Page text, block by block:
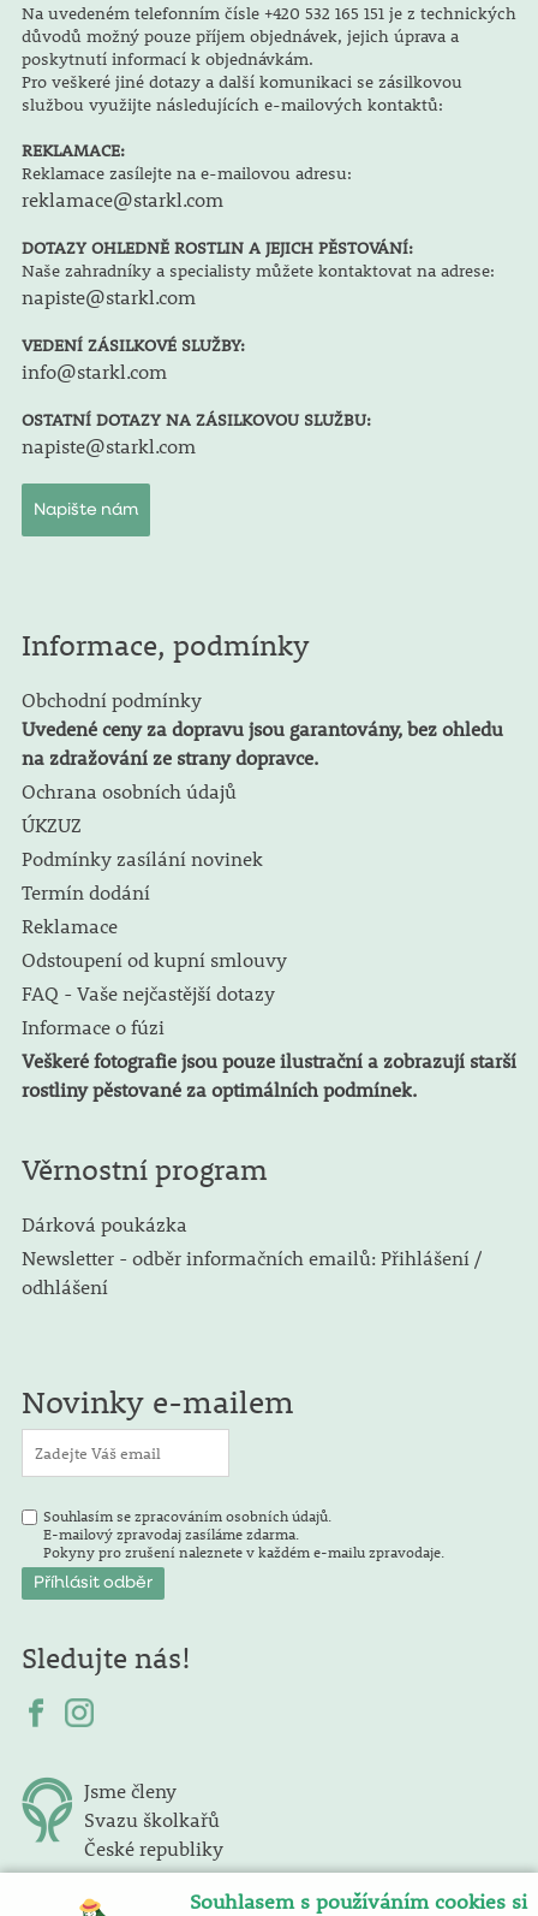
Na uvedeném telefonním čísle +420 532 165 151 je z technických
důvodů možný pouze příjem objednávek, jejich úprava a
poskytnutí informací k objednávkám.
Pro veškeré jiné dotazy a další komunikaci se zásilkovou
službou využijte následujících e-mailových kontaktů:
REKLAMACE:
Reklamace zasílejte na e-mailovou adresu:
reklamace@starkl.com
DOTAZY OHLEDNĚ ROSTLIN A JEJICH PĚSTOVÁNÍ:
Naše zahradníky a specialisty můžete kontaktovat na adrese:
napiste@starkl.com
VEDENÍ ZÁSILKOVÉ SLUŽBY:
info@starkl.com
OSTATNÍ DOTAZY NA ZÁSILKOVOU SLUŽBU:
napiste@starkl.com
Napište nám
Informace, podmínky
Obchodní podmínky
Uvedené ceny za dopravu jsou garantovány, bez ohledu
na zdražování ze strany dopravce.
Ochrana osobních údajů
ÚKZUZ
Podmínky zasílání novinek
Termín dodání
Reklamace
Odstoupení od kupní smlouvy
FAQ - Vaše nejčastější dotazy
Informace o fúzi
Veškeré fotografie jsou pouze ilustrační a zobrazují starší
rostliny pěstované za optimálních podmínek.
Věrnostní program
Dárková poukázka
Newsletter - odběr informačních emailů: Přihlášení /
odhlášení
Novinky e-mailem
Souhlasím se zpracováním osobních údajů.
E-mailový zpravodaj zasíláme zdarma.
Pokyny pro zrušení naleznete v každém e-mailu zpravodaje.
Sledujte nás!
Jsme členy
Svazu školkařů
České republiky
Souhlasem s používáním cookies si